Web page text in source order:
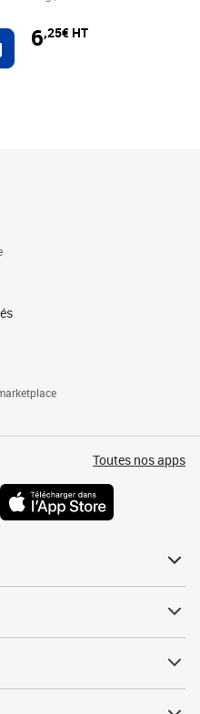
Ajouter au panier
6,25€ HT
Toutes nos apps